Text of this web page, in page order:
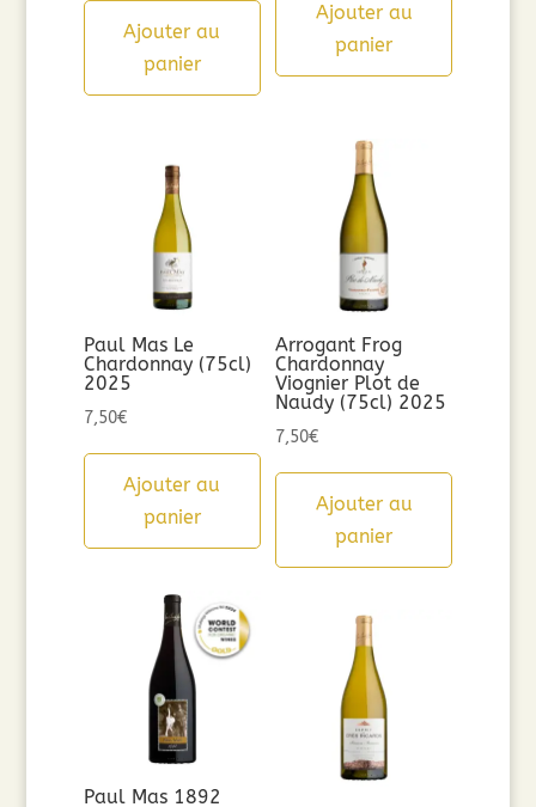
Ajouter au
panier
Ajouter au
panier
Paul Mas Le
Chardonnay (75cl)
2025
7,50€
Ajouter au
panier
Arrogant Frog
Chardonnay
Viognier Plot de
Naudy (75cl) 2025
7,50€
Ajouter au
panier
Paul Mas 1892